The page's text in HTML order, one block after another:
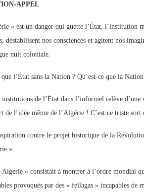
APPEL
» est un danger qui guette l’État, l’institution
déstabilisent nos consciences et agitent nos
nuit coloniale.
que l’État sans la Nation ? Qu’est-ce que la
de l’État dans l’informel relève
de l’idée même de l’Algérie ! C’est ce triste
contre le projet historique de la
».
» consistait à montrer à l’ordre mondial
provoqués par des « fellagas » incapables de